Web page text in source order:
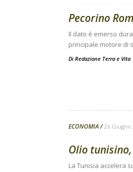
Pecorino
Il dato è emerso
principale motore di
Di Redazione Terra e Vita
ECONOMIA 26 Giugno
Olio
La Tunisia accelera